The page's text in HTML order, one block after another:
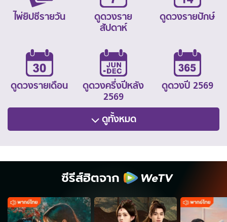
ไพ่ยิปซีรายวัน
ดูดวงราย
สัปดาห์
ดูดวงรายปักษ์
ดูดวงรายเดือน
ดูดวงครึ่งปีหลัง
2569
ดูดวงปี 2569
ดูทั้งหมด
ซีรีส์ฮิตจาก